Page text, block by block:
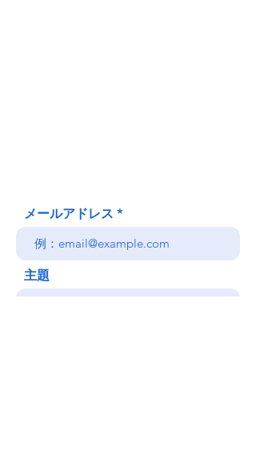
メールアドレス
主題